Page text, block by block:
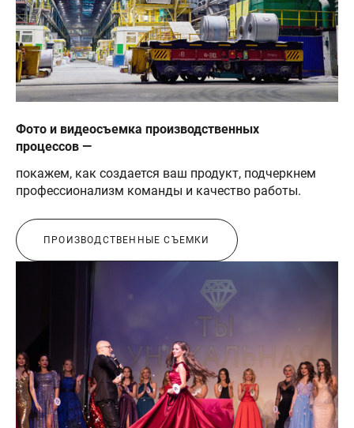
Фото и видеосъемка производственных
процессов —
покажем, как создается ваш продукт, подчеркнем
профессионализм команды и качество работы.
ПРОИЗВОДСТВЕННЫЕ СЪЕМКИ